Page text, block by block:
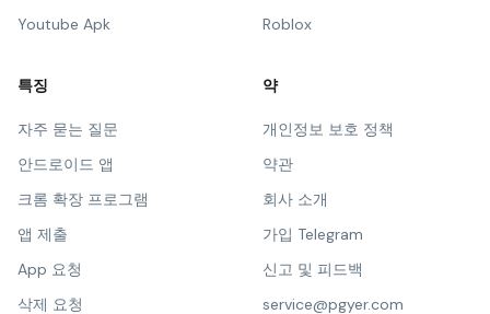
Youtube Apk
Roblox
특징
자주 묻는 질문
안드로이드 앱
크롬 확장 프로그램
앱 제출
App 요청
삭제 요청
약
개인정보 보호 정책
약관
회사 소개
가입 Telegram
신고 및 피드백
service@pgyer.com